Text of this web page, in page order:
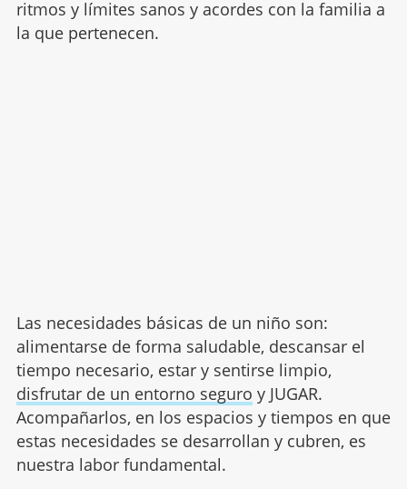
ritmos y límites sanos y acordes con la familia a
la que pertenecen.
Las necesidades básicas de un niño son:
alimentarse de forma saludable, descansar el
tiempo necesario, estar y sentirse limpio,
disfrutar de un entorno seguro y JUGAR.
Acompañarlos, en los espacios y tiempos en que
estas necesidades se desarrollan y cubren, es
nuestra labor fundamental.